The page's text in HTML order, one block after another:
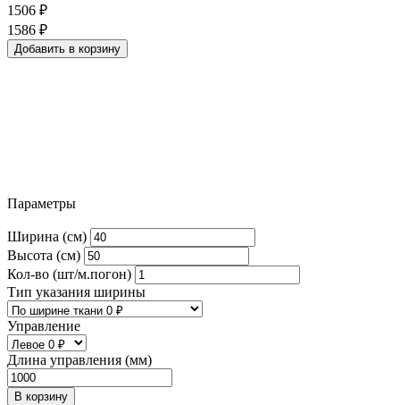
1506 ₽
1586 ₽
Добавить в корзину
Параметры
Ширина (см)
Высота (см)
Кол-во (шт/м.погон)
Тип указания ширины
Управление
Длина управления (мм)
В корзину